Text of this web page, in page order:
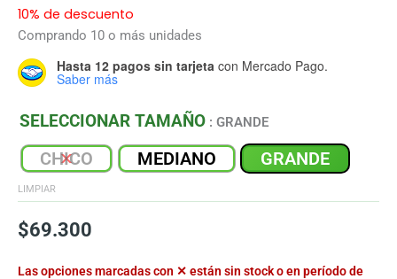
10% de descuento
Comprando 10 o más unidades
Hasta 12 pagos sin tarjeta con Mercado Pago.
Saber más
SELECCIONAR TAMAÑO : GRANDE
CHICO MEDIANO GRANDE
LIMPIAR
$69.300
Las opciones marcadas con ✕ están sin stock o en período de